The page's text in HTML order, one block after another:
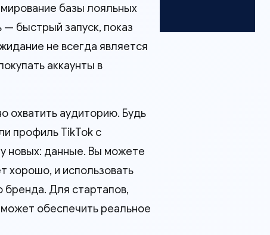
базы лояльных
быстрый запуск, показ
не всегда является
аккаунты в
охватить аудиторию. Будь
профиль TikTok с
новых: данные. Вы можете
хорошо, и использовать
бренда. Для стартапов,
обеспечить реальное